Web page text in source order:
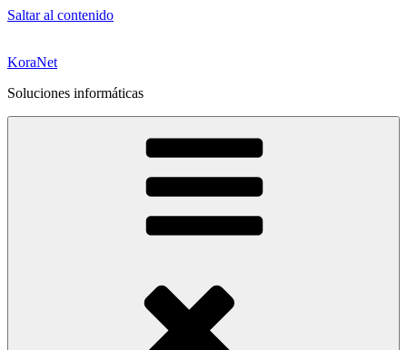
Saltar al contenido
KoraNet
Soluciones informáticas